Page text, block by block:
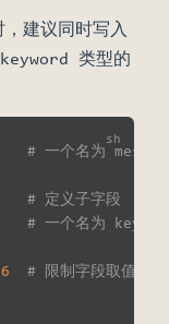
建议同时写入
类型的
# 一个名为
# 定义子字段
# 一个名为
# 限制字段取值的